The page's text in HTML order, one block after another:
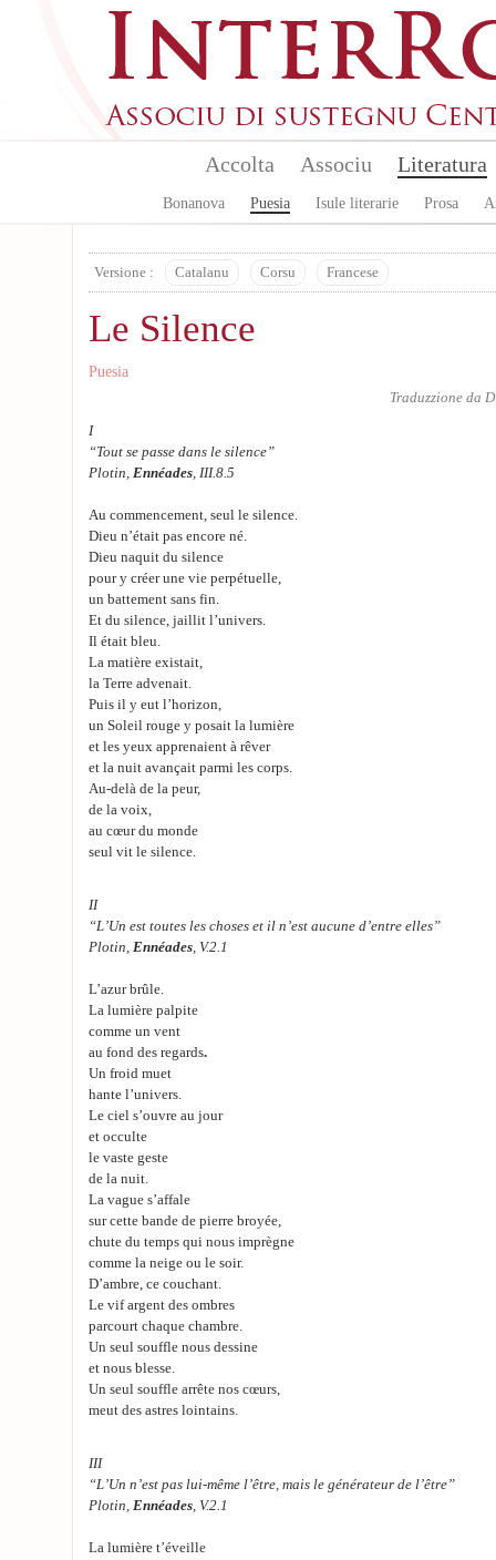
Accolta Associu Literatura
Bonanova Puesia Isule literarie Prosa
Versione : Catalanu Corsu Francese
Le Silence
Puesia
Traduzzione da
I
“Tout se passe dans le silence”
Plotin, Ennéades, III.8.5
Au commencement, seul le silence.
Dieu n’était pas encore né.
Dieu naquit du silence
pour y créer une vie perpétuelle,
un battement sans fin.
Et du silence, jaillit l’univers.
Il était bleu.
La matière existait,
la Terre advenait.
Puis il y eut l’horizon,
un Soleil rouge y posait la lumière
et les yeux apprenaient à rêver
et la nuit avançait parmi les corps.
Au-delà de la peur,
de la voix,
au cœur du monde
seul vit le silence.
II
“L’Un est toutes les choses et il n’est aucune d’entre elles”
Plotin, Ennéades, V.2.1
L’azur brûle.
La lumière palpite
comme un vent
au fond des regards.
Un froid muet
hante l’univers.
Le ciel s’ouvre au jour
et occulte
le vaste geste
de la nuit.
La vague s’affale
sur cette bande de pierre broyée,
chute du temps qui nous imprègne
comme la neige ou le soir.
D’ambre, ce couchant.
Le vif argent des ombres
parcourt chaque chambre.
Un seul souffle nous dessine
et nous blesse.
Un seul souffle arrête nos cœurs,
meut des astres lointains.
III
“L’Un n’est pas lui-même l’être, mais le générateur de l’être”
Plotin, Ennéades, V.2.1
La lumière t’éveille